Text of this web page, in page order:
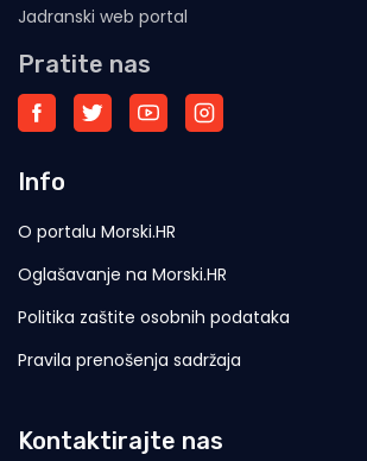
Jadranski web portal
Pratite nas
Info
O portalu Morski.HR
Oglašavanje na Morski.HR
Politika zaštite osobnih podataka
Pravila prenošenja sadržaja
Kontaktirajte nas